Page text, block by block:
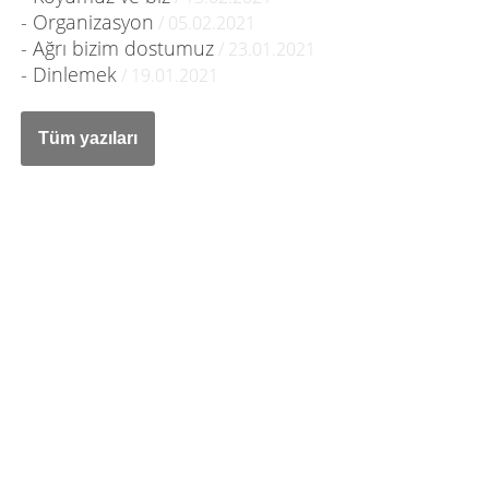
- Organizasyon / 05.02.2021
- Ağrı bizim dostumuz/ 23.01.2021
- Dinlemek/ 19.01.2021